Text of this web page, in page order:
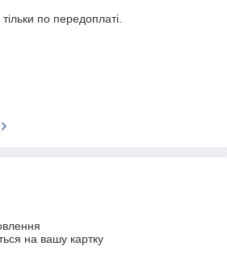
по передоплаті.
на вашу картку